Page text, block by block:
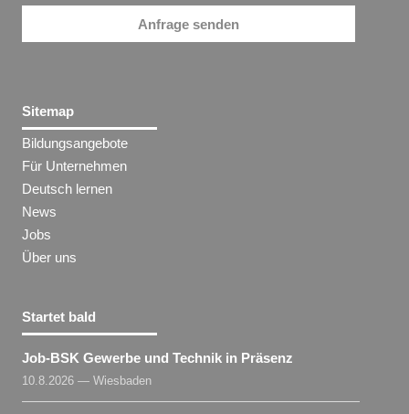
Anfrage senden
Sitemap
Bildungsangebote
Für Unternehmen
Deutsch lernen
News
Jobs
Über uns
Startet bald
Job-BSK Gewerbe und Technik in Präsenz
10.8.2026 — Wiesbaden